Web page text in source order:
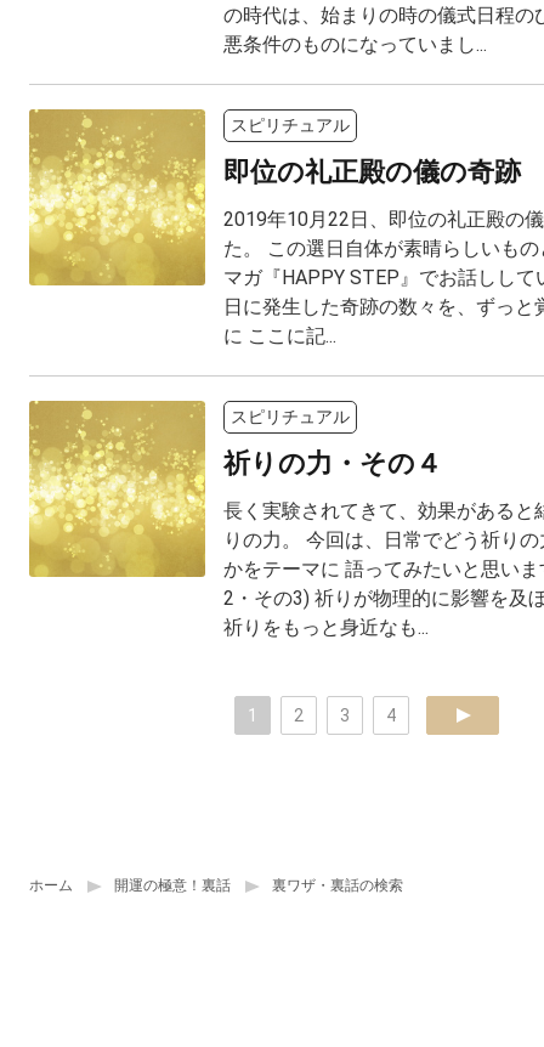
ホーム 開運の極意！裏話 裏ワザ・裏話の検索
の時代は、始まりの時の儀式日程の
悪条件のものになっていまし...
スピリチュアル
即位の礼正殿の儀の奇跡
2019年10月22日、即位の礼正殿の
た。 この選日自体が素晴らしいも
マガ『HAPPY STEP』でお話しし
日に発生した奇跡の数々を、ずっと
に ここに記...
スピリチュアル
祈りの力・その４
長く実験されてきて、効果があると
りの力。 今回は、日常でどう祈り
かをテーマに 語ってみたいと思い
2・その3) 祈りが物理的に影響を及
祈りをもっと身近なも...
1 2 3 4 next